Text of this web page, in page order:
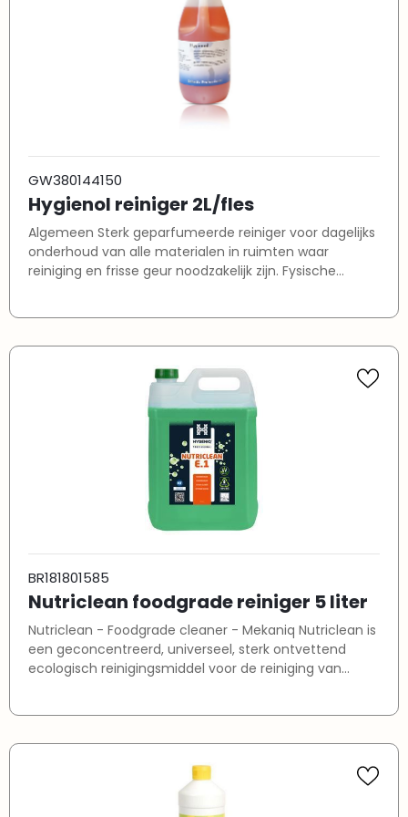
huisvuil-verwerkende bedrijven. Technische
eigenschappen HYGIENOL is sterk geparfumeerd. bevat
een zoet parfum dat geruime tijd blijft hangen. kan
gebruikt worden met het mopsysteem. is veilig op alle
waterbestendige materialen. is opgebouwd uit
biologisch afbreekbare grondstoffen.
GW380144150
Hygienol reiniger 2L/fles
Algemeen Sterk geparfumeerde reiniger voor dagelijks
onderhoud van alle materialen in ruimten waar
reiniging en frisse geur noodzakelijk zijn. Fysische
spoelwagens en groencontainers in
horecagelegenheden, flats, scholen, sporthallen,
winkel- en wijkcentra, zieken- en verzorgingshuizen en
huisvuil-verwerkende bedrijven. Technische
een zoet parfum dat geruime tijd blijft hangen. Kan
gebruikt worden met het mopsysteem. Is veilig op alle
waterbestendige materialen. Is opgebouwd uit
biologisch afbreekbare grondstoffen.
BR181801585
Nutriclean foodgrade reiniger 5 liter
Nutriclean - Foodgrade cleaner - Mekaniq Nutriclean is
een geconcentreerd, universeel, sterk ontvettend
ecologisch reinigingsmiddel voor de reiniging van
Eigenschappen NUTRI Force+ heeft een sterk
ontvettende en reinigende werking waardoor
eenvoudige reiniging van hevig vervuilde oppervlakken